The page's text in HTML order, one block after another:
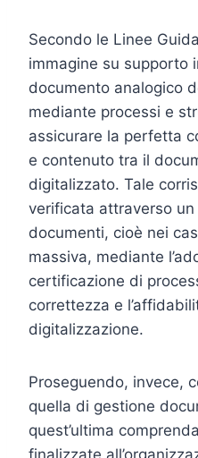
Secondo le Linee
immagine su supporto
documento analogico
mediante processi e
assicurare la perfetta
e contenuto tra il
digitalizzato. Tale
verificata attraverso
documenti, cioè nei
massiva, mediante
certificazione di
correttezza e
digitalizzazione.
Proseguendo, invece,
quella di gestione
quest’ultima
finalizzate